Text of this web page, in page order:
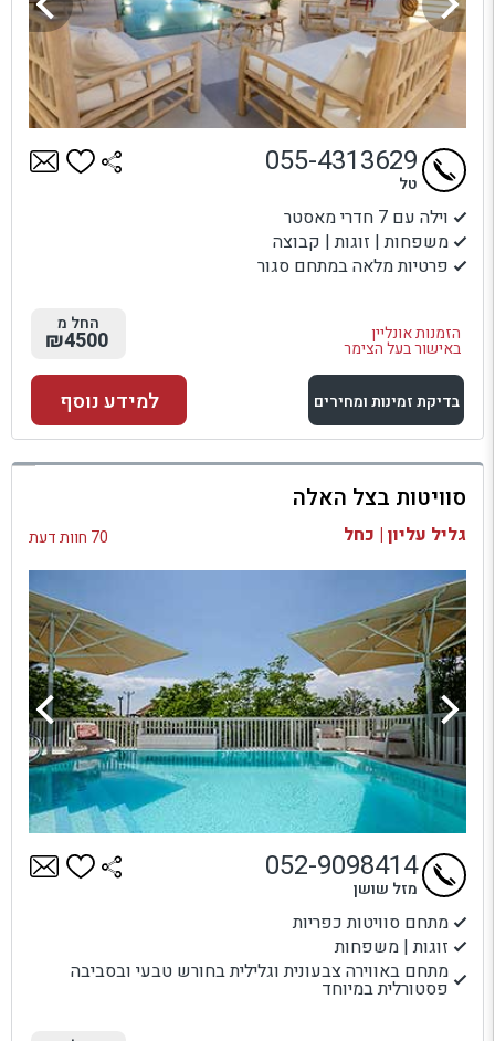
וילה עם 7 חדרי מאסטר
משפחות | זוגות | קבוצה
פרטיות מלאה במתחם סגור
הזמנות אונליין
באישור בעל הצימר
055-4313629
טל
החל מ
₪4500
בדיקת זמינות ומחירים
למתחם זה
בדיקת זמינות ומחירים
למידע נוסף
סוויטות בצל האלה
גליל עליון | כחל 70 חוות דעת
מתחם סוויטות כפריות
זוגות | משפחות
מתחם באווירה צבעונית וגלילית בחורש טבעי ובסביבה
פסטורלית במיוחד
052-9098414
מזל שושן